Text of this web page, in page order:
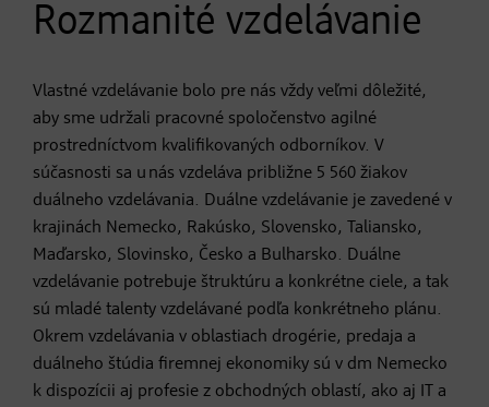
Rozmanité vzdelávanie
Vlastné vzdelávanie bolo pre nás vždy veľmi dôležité,
aby sme udržali pracovné spoločenstvo agilné
prostredníctvom kvalifikovaných odborníkov. V
súčasnosti sa u nás vzdeláva približne 5 560 žiakov
duálneho vzdelávania. Duálne vzdelávanie je zavedené v
krajinách Nemecko, Rakúsko, Slovensko, Taliansko,
Maďarsko, Slovinsko, Česko a Bulharsko. Duálne
vzdelávanie potrebuje štruktúru a konkrétne ciele, a tak
sú mladé talenty vzdelávané podľa konkrétneho plánu.
Okrem vzdelávania v oblastiach drogérie, predaja a
duálneho štúdia firemnej ekonomiky sú v dm Nemecko
k dispozícii aj profesie z obchodných oblastí, ako aj IT a